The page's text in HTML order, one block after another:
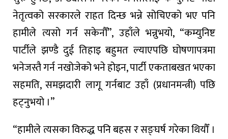
नेतृत्वको सरकारले राहत दिन्छ भन्ने सोचिएको भए पनि
हामीले त्यसो गर्न सकेनौँ”, उहाँले भन्नुभयो, “कम्युनिष्ट
पार्टीले झण्डै दुई तिहाइ बहुमत ल्याएपछि घोषणापत्रमा
भनेजस्तै गर्न नखोजेको भने होइन, पार्टी एकताबखत भएका
सहमति, समझदारी लागू गर्नबाट उहाँ (प्रधानमन्त्री) पछि
हट्नुभयो ।”
“हामीले त्यसका विरुद्ध पनि बहस र सङ्घर्ष गरेका थियौँ ।